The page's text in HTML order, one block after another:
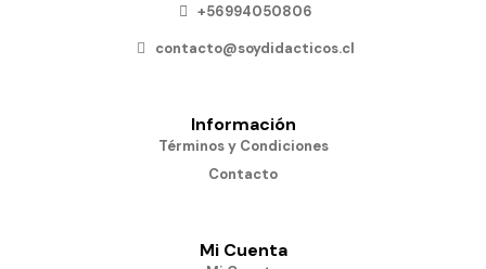
+56994050806
contacto@soydidacticos.cl
Información
Términos y Condiciones
Contacto
Mi Cuenta